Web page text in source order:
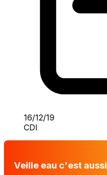
16/12/19
CDI
Veille eau c'est aussi